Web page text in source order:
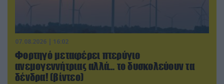
07.08.2026 | 16:02
Φορτηγό μεταφέρει πτερύγιο
ανεμογεννήτριας αλλά… το δυσκολεύουν τα
δένδρα! (βίντεο)